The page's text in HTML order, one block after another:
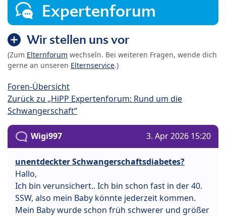
Expertenforum
Wir stellen uns vor
(Zum Elternforum wechseln. Bei weiteren Fragen, wende dich
gerne an unseren Elternservice.)
Foren-Übersicht
Zurück zu „HiPP Expertenforum: Rund um die
Schwangerschaft“
Wigi997 3. Apr 2026 15:20
unentdeckter Schwangerschaftsdiabetes?
Hallo,
Ich bin verunsichert.. Ich bin schon fast in der 40.
SSW, also mein Baby könnte jederzeit kommen.
Mein Baby wurde schon früh schwerer und größer